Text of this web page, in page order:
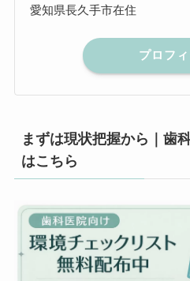
愛知県長久手市在住
プロフ
まずは現状把握から｜歯
はこちら